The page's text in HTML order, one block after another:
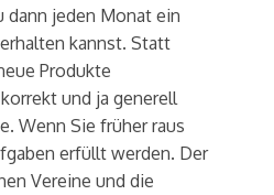
dann jeden Monat ein
kannst. Statt
Produkte
und ja generell
Wenn Sie früher raus
erfüllt werden. Der
Vereine und die